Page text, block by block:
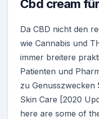
Cbd cream
Da CBD nicht den
wie Cannabis und
immer breitere
Patienten und
zu Genusszwecken
Skin Care [2020
here are some of